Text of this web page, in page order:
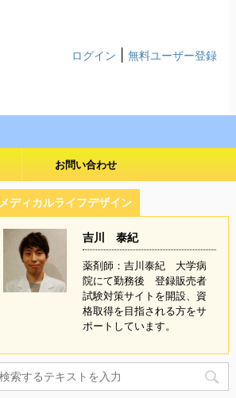
ログイン 無料ユーザー登録
お問い合わせ
メディカルライフデザイン
吉川 泰紀
薬剤師：吉川泰紀 大学病
院にて勤務後 登録販売者
試験対策サイトを開設、資
格取得を目指される方をサ
ポートしています。